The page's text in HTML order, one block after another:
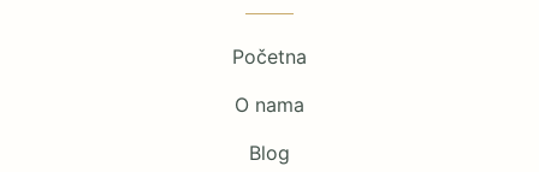
Početna
O nama
Blog